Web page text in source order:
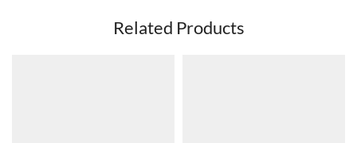
Related Products